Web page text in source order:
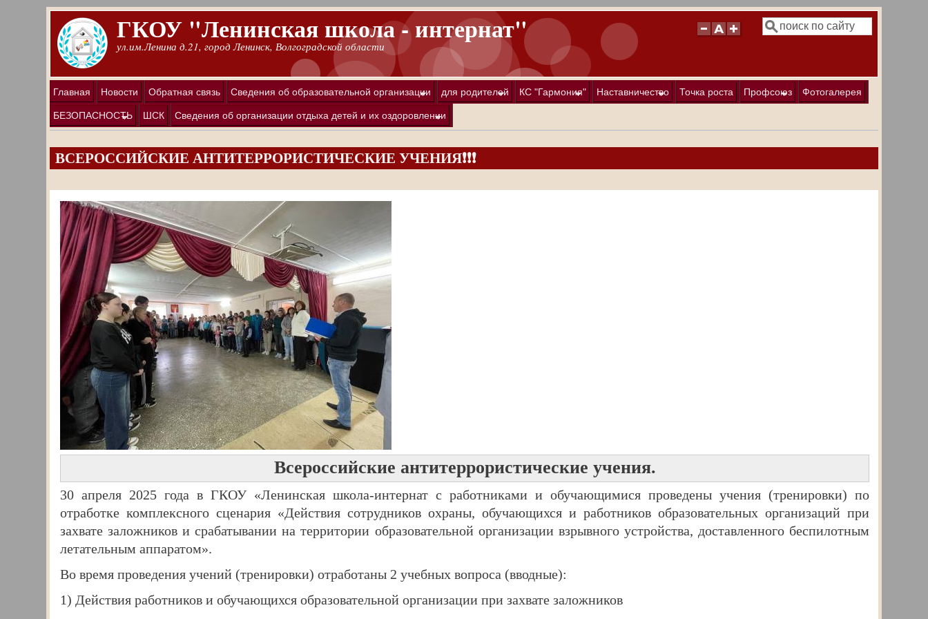
Перейти к основному содержаниюГКОУ "Ленинская школа - интернат"
ул.им.Ленина д.21, город Ленинск, Волгоградской области
Форма поиска
Поиск
Главная Новости Обратная связь Сведения об образовательной организации для родителей КС "Гармония" Наставничество Точка роста Профсоюз Фотогалерея
БЕЗОПАСНОСТЬ ШСК Сведения об организации отдыха детей и их оздоровлении
ВСЕРОССИЙСКИЕ АНТИТЕРРОРИСТИЧЕСКИЕ УЧЕНИЯ❗❗❗
Всероссийские антитеррористические учения.
30 апреля 2025 года в ГКОУ «Ленинская школа-интернат с работниками и обучающимися проведены учения (тренировки) по
отработке комплексного сценария «Действия сотрудников охраны, обучающихся и работников образовательных организаций при
захвате заложников и срабатывании на территории образовательной организации взрывного устройства, доставленного беспилотным
летательным аппаратом».
Во время проведения учений (тренировки) отработаны 2 учебных вопроса (вводные):
1) Действия работников и обучающихся образовательной организации при захвате заложников